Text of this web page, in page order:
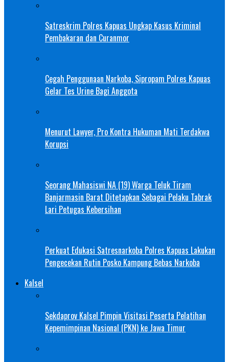
Satreskrim Polres Kapuas Ungkap Kasus Kriminal
Pembakaran dan Curanmor
Cegah Penggunaan Narkoba, Sipropam Polres Kapuas
Gelar Tes Urine Bagi Anggota
Menurut Lawyer, Pro Kontra Hukuman Mati Terdakwa
Korupsi
Seorang Mahasiswi NA (19) Warga Teluk Tiram
Banjarmasin Barat Ditetapkan Sebagai Pelaku Tabrak
Lari Petugas Kebersihan
Perkuat Edukasi Satresnarkoba Polres Kapuas Lakukan
Pengecekan Rutin Posko Kampung Bebas Narkoba
Kalsel
Sekdaprov Kalsel Pimpin Visitasi Peserta Pelatihan
Kepemimpinan Nasional (PKN) ke Jawa Timur